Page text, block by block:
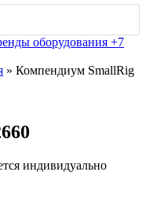
оборудования +7
» Компендиум SmallRig
индивидуально